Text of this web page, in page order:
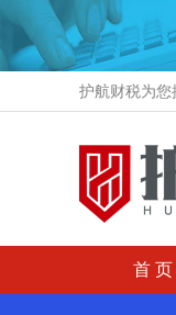
护航财税为您
首 页